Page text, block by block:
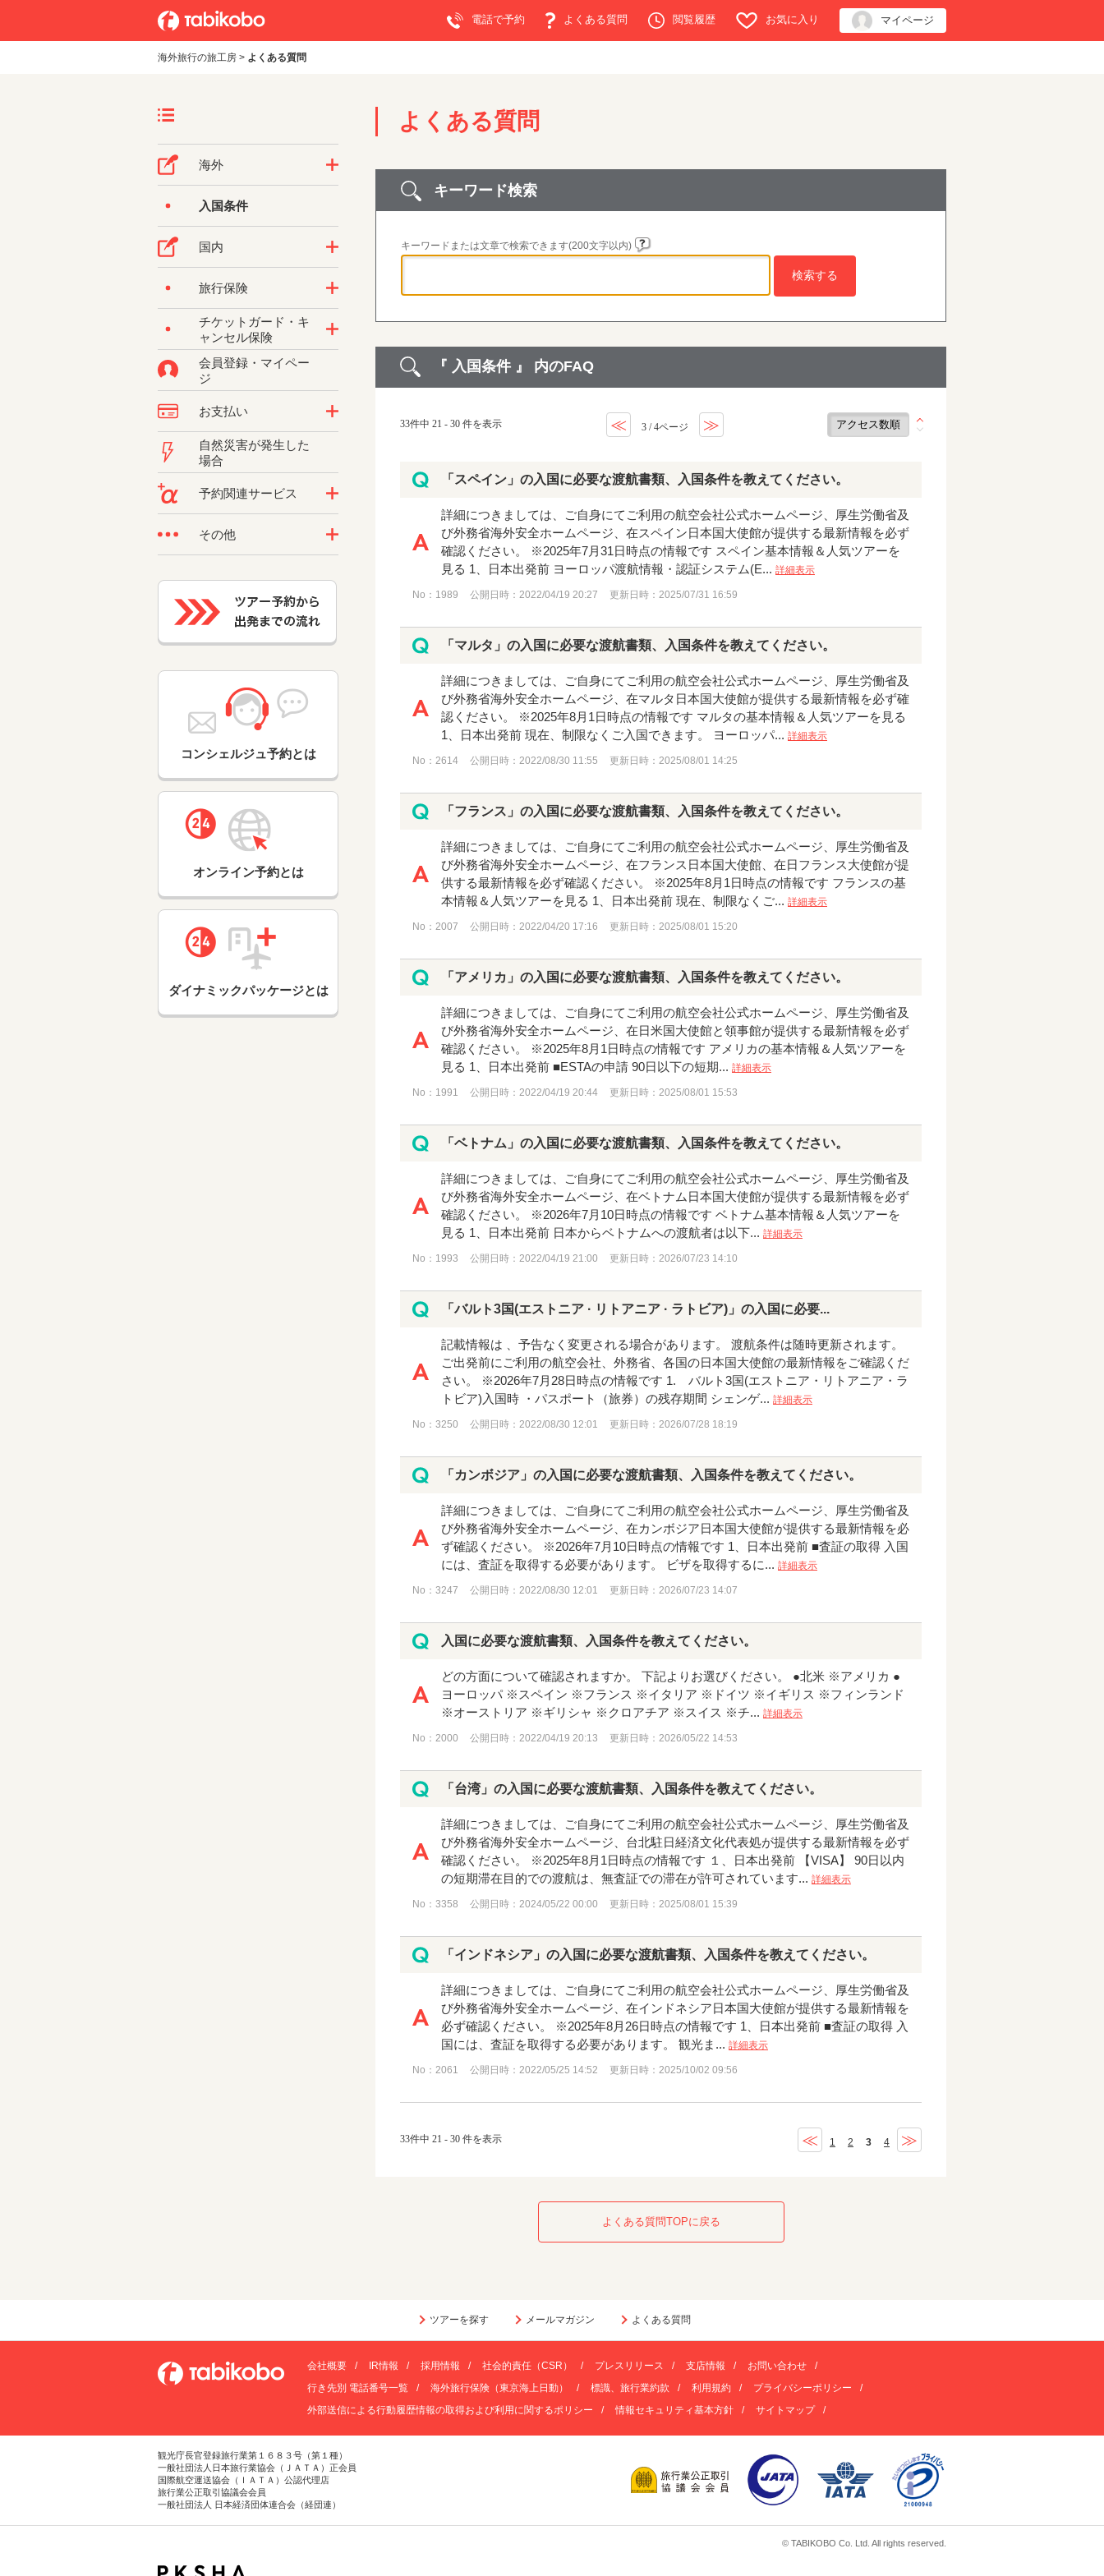
電話で予約 よくある質問 閲覧履歴 お気に入り マイページ
海外旅行の旅工房 > よくある質問
海外
入国条件
国内
旅行保険
チケットガード・キ
ャンセル保険
会員登録・マイペー
ジ
お支払い
自然災害が発生した
場合
予約関連サービス
その他
コンシェルジュ予約とは
オンライン予約とは
ダイナミックパッケージとは
よくある質問
キーワード検索
キーワードまたは文章で検索できます(200文字以内)
『 入国条件 』 内のFAQ
33件中 21 - 30 件を表示 ≪ 3 / 4ページ ≫
「スペイン」の入国に必要な渡航書類、入国条件を教えてください。
詳細につきましては、ご自身にてご利用の航空会社公式ホームページ、厚生労働省及
び外務省海外安全ホームページ、在スペイン日本国大使館が提供する最新情報を必ず
確認ください。 ※2025年7月31日時点の情報です スペイン基本情報＆人気ツアーを
見る 1、日本出発前 ヨーロッパ渡航情報・認証システム(E... 詳細表示
No：1989 公開日時：2022/04/19 20:27 更新日時：2025/07/31 16:59
「マルタ」の入国に必要な渡航書類、入国条件を教えてください。
詳細につきましては、ご自身にてご利用の航空会社公式ホームページ、厚生労働省及
び外務省海外安全ホームページ、在マルタ日本国大使館が提供する最新情報を必ず確
認ください。 ※2025年8月1日時点の情報です マルタの基本情報＆人気ツアーを見る
1、日本出発前 現在、制限なくご入国できます。 ヨーロッパ... 詳細表示
No：2614 公開日時：2022/08/30 11:55 更新日時：2025/08/01 14:25
「フランス」の入国に必要な渡航書類、入国条件を教えてください。
詳細につきましては、ご自身にてご利用の航空会社公式ホームページ、厚生労働省及
び外務省海外安全ホームページ、在フランス日本国大使館、在日フランス大使館が提
供する最新情報を必ず確認ください。 ※2025年8月1日時点の情報です フランスの基
本情報＆人気ツアーを見る 1、日本出発前 現在、制限なくご... 詳細表示
No：2007 公開日時：2022/04/20 17:16 更新日時：2025/08/01 15:20
「アメリカ」の入国に必要な渡航書類、入国条件を教えてください。
詳細につきましては、ご自身にてご利用の航空会社公式ホームページ、厚生労働省及
び外務省海外安全ホームページ、在日米国大使館と領事館が提供する最新情報を必ず
確認ください。 ※2025年8月1日時点の情報です アメリカの基本情報＆人気ツアーを
見る 1、日本出発前 ■ESTAの申請 90日以下の短期... 詳細表示
No：1991 公開日時：2022/04/19 20:44 更新日時：2025/08/01 15:53
「ベトナム」の入国に必要な渡航書類、入国条件を教えてください。
詳細につきましては、ご自身にてご利用の航空会社公式ホームページ、厚生労働省及
び外務省海外安全ホームページ、在ベトナム日本国大使館が提供する最新情報を必ず
確認ください。 ※2026年7月10日時点の情報です ベトナム基本情報＆人気ツアーを
見る 1、日本出発前 日本からベトナムへの渡航者は以下... 詳細表示
No：1993 公開日時：2022/04/19 21:00 更新日時：2026/07/23 14:10
「バルト3国(エストニア · ‎リトアニア · ‎ラトビア)」の入国に必要...
記載情報は 、予告なく変更される場合があります。 渡航条件は随時更新されます。
ご出発前にご利用の航空会社、外務省、各国の日本国大使館の最新情報をご確認くだ
さい。 ※2026年7月28日時点の情報です 1. バルト3国(エストニア・リトアニア・ラ
トビア)入国時 ・パスポート（旅券）の残存期間 シェンゲ... 詳細表示
No：3250 公開日時：2022/08/30 12:01 更新日時：2026/07/28 18:19
「カンボジア」の入国に必要な渡航書類、入国条件を教えてください。
詳細につきましては、ご自身にてご利用の航空会社公式ホームページ、厚生労働省及
び外務省海外安全ホームページ、在カンボジア日本国大使館が提供する最新情報を必
ず確認ください。 ※2026年7月10日時点の情報です 1、日本出発前 ■査証の取得 入国
には、査証を取得する必要があります。 ビザを取得するに... 詳細表示
No：3247 公開日時：2022/08/30 12:01 更新日時：2026/07/23 14:07
入国に必要な渡航書類、入国条件を教えてください。
どの方面について確認されますか。 下記よりお選びください。 ●北米 ※アメリカ ●
ヨーロッパ ※スペイン ※フランス ※イタリア ※ドイツ ※イギリス ※フィンランド
※オーストリア ※ギリシャ ※クロアチア ※スイス ※チ... 詳細表示
No：2000 公開日時：2022/04/19 20:13 更新日時：2026/05/22 14:53
「台湾」の入国に必要な渡航書類、入国条件を教えてください。
詳細につきましては、ご自身にてご利用の航空会社公式ホームページ、厚生労働省及
び外務省海外安全ホームページ、台北駐日経済文化代表処が提供する最新情報を必ず
確認ください。 ※2025年8月1日時点の情報です １、日本出発前 【VISA】 90日以内
の短期滞在目的での渡航は、無査証での滞在が許可されています... 詳細表示
No：3358 公開日時：2024/05/22 00:00 更新日時：2025/08/01 15:39
「インドネシア」の入国に必要な渡航書類、入国条件を教えてください。
詳細につきましては、ご自身にてご利用の航空会社公式ホームページ、厚生労働省及
び外務省海外安全ホームページ、在インドネシア日本国大使館が提供する最新情報を
必ず確認ください。 ※2025年8月26日時点の情報です 1、日本出発前 ■査証の取得 入
国には、査証を取得する必要があります。 観光ま... 詳細表示
No：2061 公開日時：2022/05/25 14:52 更新日時：2025/10/02 09:56
33件中 21 - 30 件を表示 ≪ 1 2 3 4 ≫
よくある質問TOPに戻る
ツアーを探す メールマガジン よくある質問
会社概要 IR情報 採用情報 社会的責任（CSR） プレスリリース 支店情報
お問い合わせ
行き先別 電話番号一覧
海外旅行保険（東京海上日動） 標識、旅行業約款 利用規約
プライバシーポリシー
外部送信による行動履歴情報の取得および利用に関するポリシー
情報セキュリティ基本方針 サイトマップ
観光庁長官登録旅行業第１６８３号（第１種）
一般社団法人日本旅行業協会（ＪＡＴＡ）正会員
国際航空運送協会（ＩＡＴＡ）公認代理店
旅行業公正取引協議会会員
一般社団法人 日本経済団体連合会（経団連）
© TABIKOBO Co. Ltd. All rights reserved.